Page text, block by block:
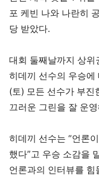
포 케빈 나와 나란히
당 받았다.
대회 둘째날까지 상위
히데끼 선수의 우승에
(토) 모든 선수가 부진
끄러운 그린을 잘 운
히데끼 선수는 “언론
했다”고 우승 소감을
언론과의 인터뷰를 힘